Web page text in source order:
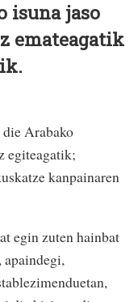
isuna jaso
emateagatik
Arabako
egiteagatik;
kanpainaren
egin zuten hainbat
apaindegi,